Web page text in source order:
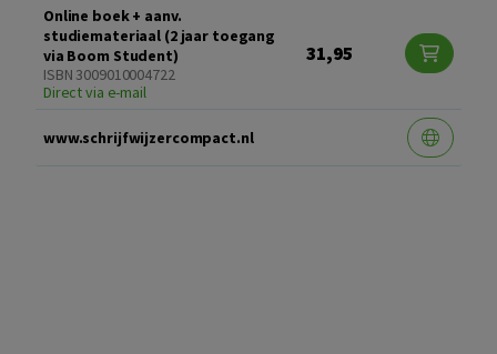
Online boek + aanv.
studiemateriaal (2 jaar toegang
via Boom Student)
ISBN 3009010004722
Direct via e-mail
31,95
www.schrijfwijzercompact.nl